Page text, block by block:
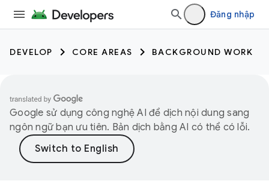
Đăng nhập
DEVELOP CORE AREAS BACKGROUND WORK
Google sử dụng công nghệ AI để dịch nội dung sang
ngôn ngữ bạn ưu tiên. Bản dịch bằng AI có thể có lỗi.